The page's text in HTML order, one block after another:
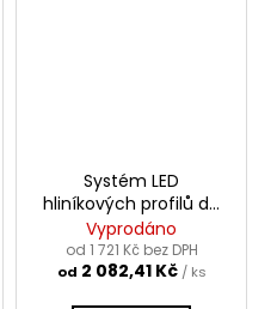
Systém LED
hliníkových profilů do
sádrokartonu MOD-
TEK-100 |stříbrná
anoda
Vyprodáno
od 1 721 Kč bez DPH
od 2 082,41 Kč / ks